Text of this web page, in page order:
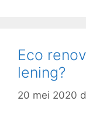
Eco
lening?
20 mei 2020